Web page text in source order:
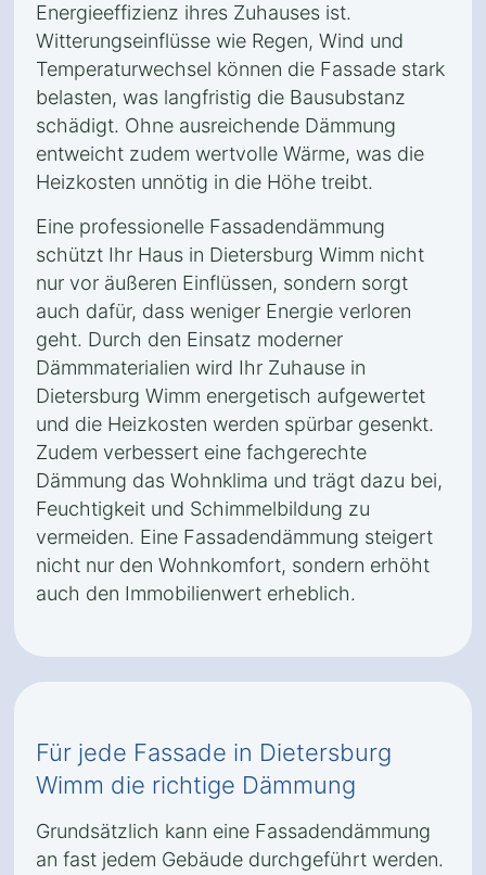
Energieeffizienz ihres Zuhauses ist.
Witterungseinflüsse wie Regen, Wind und
Temperaturwechsel können die Fassade stark
belasten, was langfristig die Bausubstanz
schädigt. Ohne ausreichende Dämmung
entweicht zudem wertvolle Wärme, was die
Heizkosten unnötig in die Höhe treibt.
Eine professionelle Fassadendämmung
schützt Ihr Haus in Dietersburg Wimm nicht
nur vor äußeren Einflüssen, sondern sorgt
auch dafür, dass weniger Energie verloren
geht. Durch den Einsatz moderner
Dämmmaterialien wird Ihr Zuhause in
Dietersburg Wimm energetisch aufgewertet
und die Heizkosten werden spürbar gesenkt.
Zudem verbessert eine fachgerechte
Dämmung das Wohnklima und trägt dazu bei,
Feuchtigkeit und Schimmelbildung zu
vermeiden. Eine Fassadendämmung steigert
nicht nur den Wohnkomfort, sondern erhöht
auch den Immobilienwert erheblich.
Für jede Fassade in Dietersburg
Wimm die richtige Dämmung
Grundsätzlich kann eine Fassadendämmung
an fast jedem Gebäude durchgeführt werden.